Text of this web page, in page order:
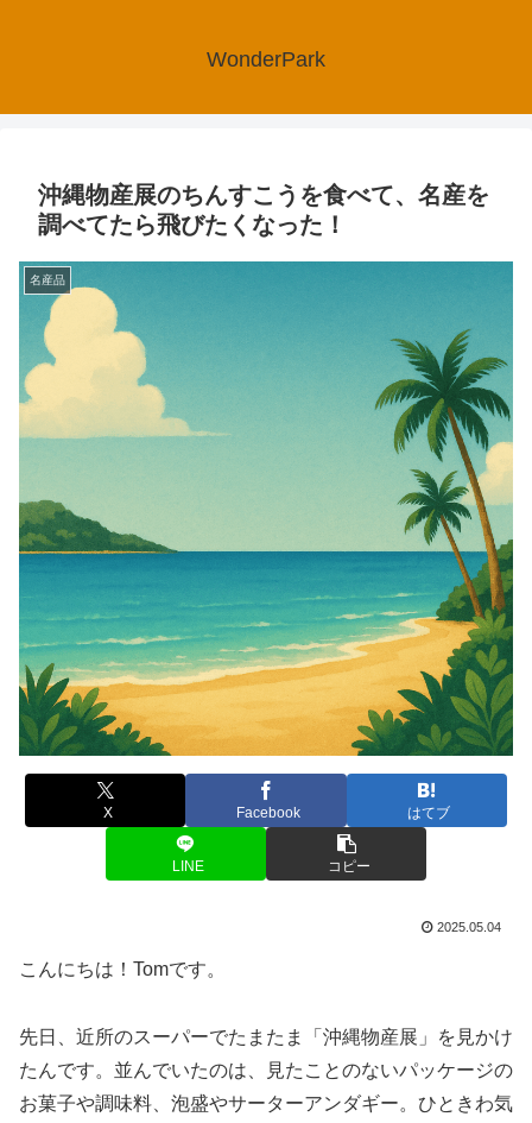
WonderPark
沖縄物産展のちんすこうを食べて、名産を
調べてたら飛びたくなった！
名産品
X Facebook はてブ
LINE コピー
2025.05.04
こんにちは！Tomです。
先日、近所のスーパーでたまたま「沖縄物産展」を見かけ
たんです。並んでいたのは、見たことのないパッケージの
お菓子や調味料、泡盛やサーターアンダギー。ひときわ気